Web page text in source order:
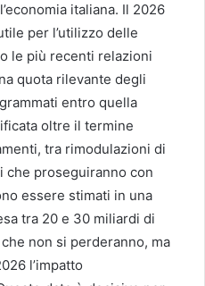
italiana. Il 2026
per l’utilizzo delle
le più recenti relazioni
quota rilevante degli
entro quella
oltre il termine
tra rimodulazioni di
proseguiranno con
essere stimati in una
tra 20 e 30 miliardi di
non si perderanno, ma
l’impatto